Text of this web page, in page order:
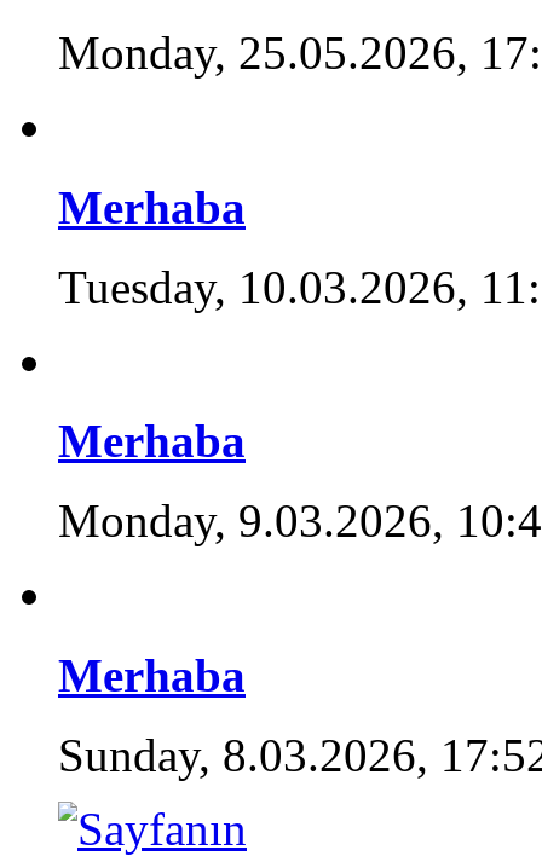
Monday, 25.05.2026,
Merhaba
Tuesday, 10.03.2026,
Merhaba
Monday, 9.03.2026,
Merhaba
Sunday, 8.03.2026,